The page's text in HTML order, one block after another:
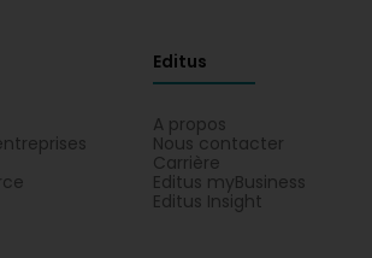
Editus
A propos
Nous contacter
Carrière
Editus myBusiness
Editus Insight